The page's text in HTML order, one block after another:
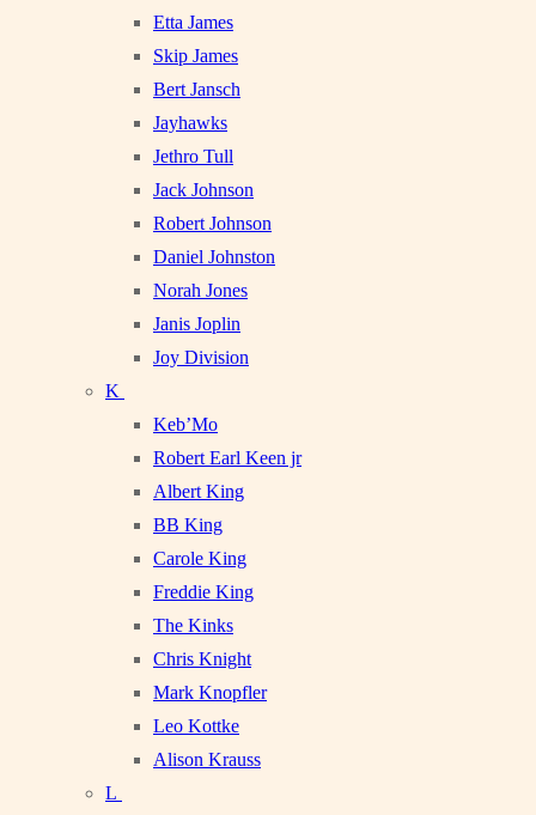
Etta James
Skip James
Bert Jansch
Jayhawks
Jethro Tull
Jack Johnson
Robert Johnson
Daniel Johnston
Norah Jones
Janis Joplin
Joy Division
K
Keb’Mo
Robert Earl Keen jr
Albert King
BB King
Carole King
Freddie King
The Kinks
Chris Knight
Mark Knopfler
Leo Kottke
Alison Krauss
L